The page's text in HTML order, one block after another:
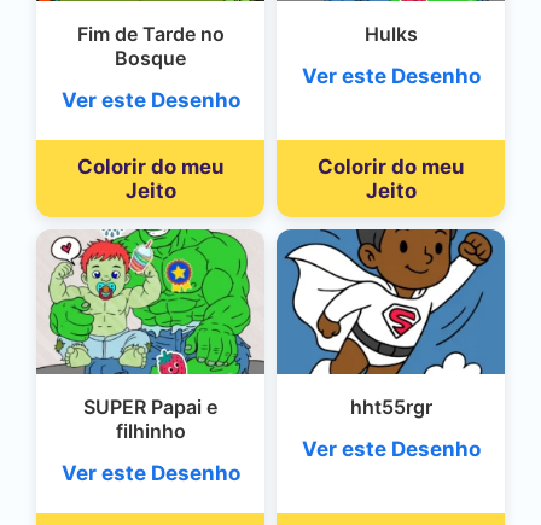
Fim de Tarde no
Bosque
Ver este Desenho
Colorir do meu
Jeito
Hulks
Ver este Desenho
Colorir do meu
Jeito
SUPER Papai e
filhinho
Ver este Desenho
hht55rgr
Ver este Desenho